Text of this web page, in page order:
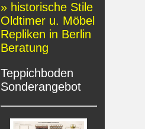
» historische Stile
Oldtimer u. Möbel
Repliken in Berlin
Beratung
Teppichboden
Sonderangebot